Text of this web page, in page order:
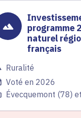
programme
naturel
français
Ruralité
Voté en 2026
Évecquemont (78)